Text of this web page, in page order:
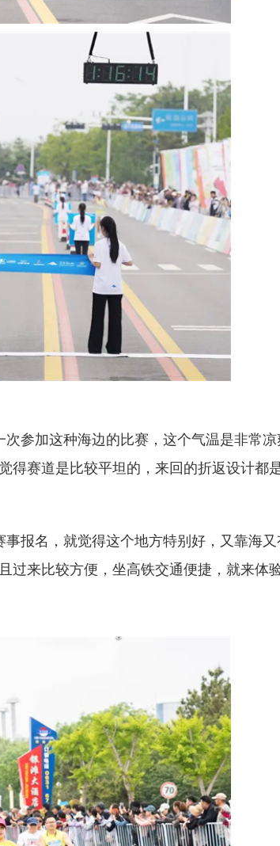
参加这种海边的比赛，这个气温是非常凉
得赛道是比较平坦的，来回的折返设计都
报名，就觉得这个地方特别好，又靠海又
过来比较方便，坐高铁交通便捷，就来体